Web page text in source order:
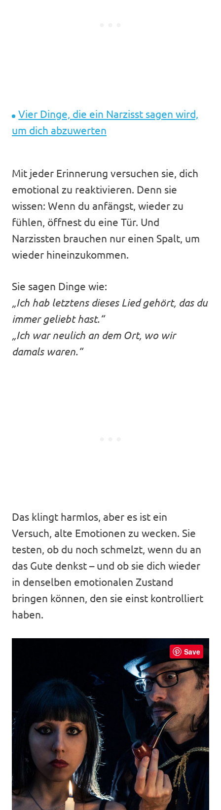
Vier Dinge, die ein Narzisst sagen wird,
um dich abzuwerten
Mit jeder Erinnerung versuchen sie, dich
emotional zu reaktivieren. Denn sie
wissen: Wenn du anfängst, wieder zu
fühlen, öffnest du eine Tür. Und
Narzissten brauchen nur einen Spalt, um
wieder hineinzukommen.
Sie sagen Dinge wie:
„Ich hab letztens dieses Lied gehört, das du
immer geliebt hast.“
„Ich war neulich an dem Ort, wo wir
damals waren.“
Das klingt harmlos, aber es ist ein
Versuch, alte Emotionen zu wecken. Sie
testen, ob du noch schmelzt, wenn du an
das Gute denkst – und ob sie dich wieder
in denselben emotionalen Zustand
bringen können, den sie einst kontrolliert
haben.
Save